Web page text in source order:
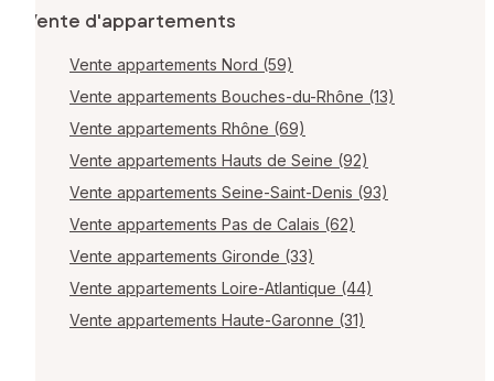
Vente d'appartements
Vente appartements Nord (59)
Vente appartements Bouches-du-Rhône (13)
Vente appartements Rhône (69)
Vente appartements Hauts de Seine (92)
Vente appartements Seine-Saint-Denis (93)
Vente appartements Pas de Calais (62)
Vente appartements Gironde (33)
Vente appartements Loire-Atlantique (44)
Vente appartements Haute-Garonne (31)